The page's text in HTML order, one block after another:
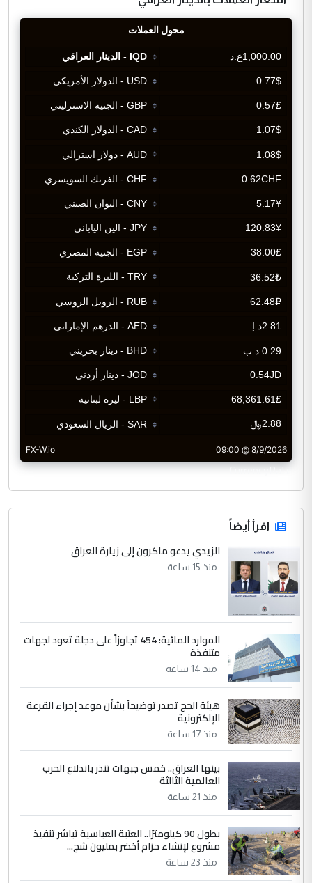
CurrencyRate
اقرأ أيضاً
الزيدي يدعو ماكرون إلى زيارة العراق
منذ 15 ساعة
الموارد المائية: 454 تجاوزاً على دجلة تعود لجهات
متنفذة
منذ 14 ساعة
هيئة الحج تصدر توضيحاً بشأن موعد إجراء القرعة
الإلكترونية
منذ 17 ساعة
بينها العراق.. خمس جبهات تنذر باندلاع الحرب
العالمية الثالثة
منذ 21 ساعة
بطول 90 كيلومترًا.. العتبة العباسية تباشر تنفيذ
مشروع لإنشاء حزام أخضر بمليون شج...
منذ 23 ساعة